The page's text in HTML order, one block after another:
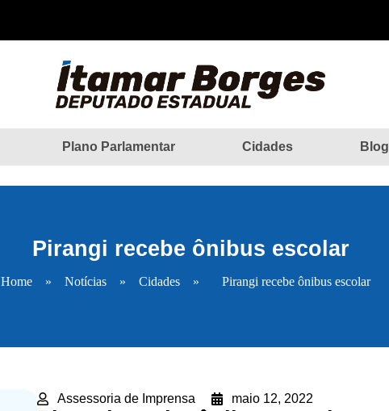
Plano Parlamentar Cidades Blog
Pirangi recebe ônibus escolar
Home » Notícias » Cidades » Pirangi recebe ônibus escolar
Assessoria de Imprensa maio 12, 2022